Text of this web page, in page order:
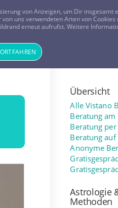
FRAGEN? KOSTENLOS
Magazin
Übersicht
Alle Vistano
Beratung am
Beratung per
Beratung auf
Anonyme
Astrologie
Methoden
von Anzeigen, um Dir insgesamt
uns verwendeten Arten von
erneut aufrufst. Weitere